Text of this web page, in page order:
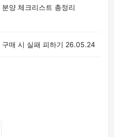
양 체크리스트 총정리
매 시 실패 피하기 26.05.24